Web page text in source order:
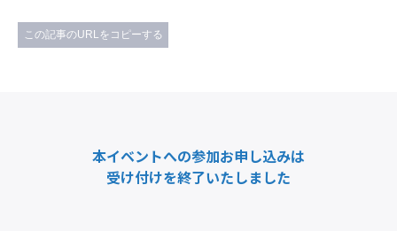
この記事のURLをコピーする
本イベントへの参加お申し込みは
受け付けを終了いたしました